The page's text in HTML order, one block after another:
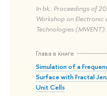
In bk.: Proceedings of
Workshop on
Technologies (MWENT).
Глава в книге
Simulation of a
Surface with Fractal
Unit Cells